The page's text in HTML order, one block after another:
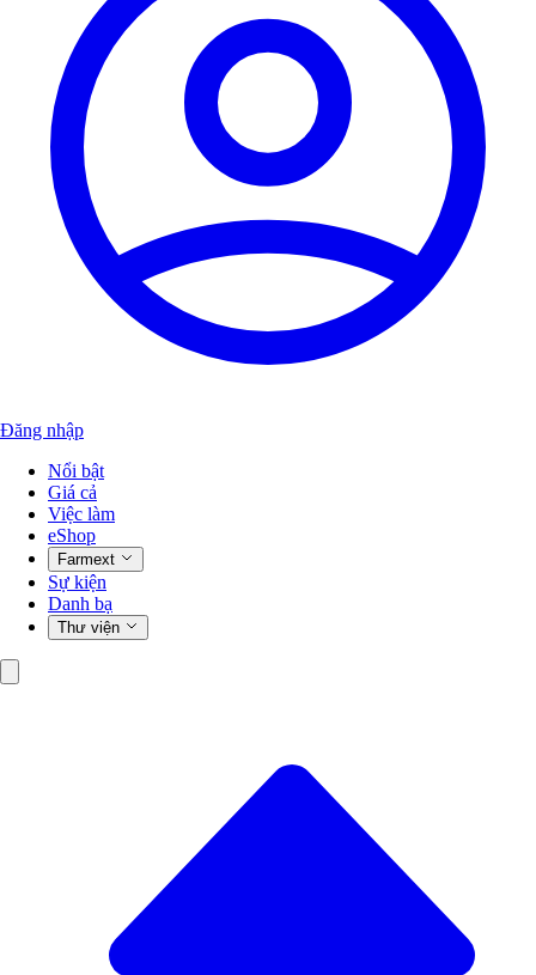
Đăng nhập
Nổi bật
Giá cả
Việc làm
eShop
Farmext
Sự kiện
Danh bạ
Thư viện